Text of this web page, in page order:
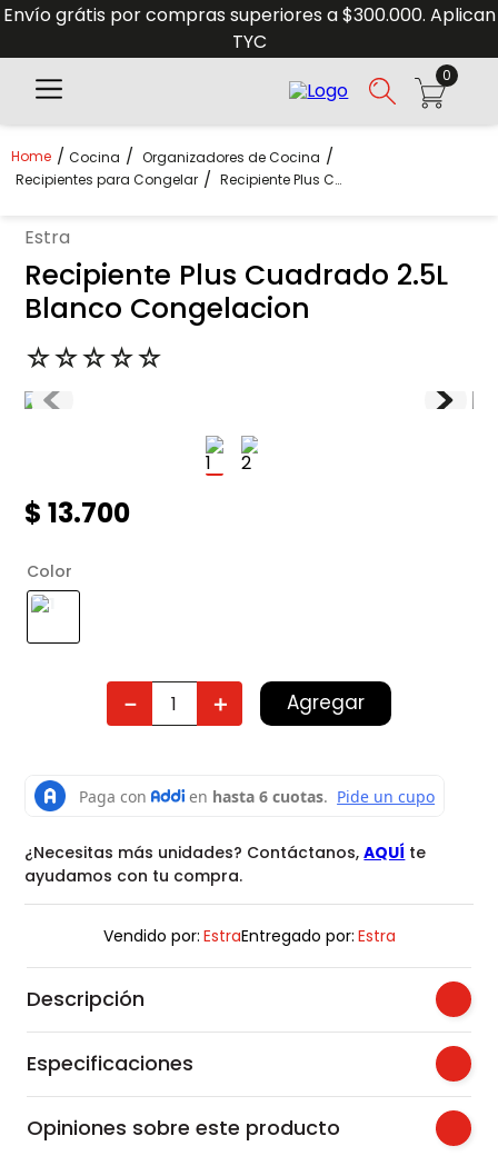
Envío grátis por compras superiores a $300.000. Aplican
TYC
0
Cocina
Organizadores de Cocina
Recipientes para Congelar
Recipiente Plus Cuadrado 2.5L Blanco Congelacion
estra
Recipiente Plus Cuadrado 2.5L
Blanco Congelacion
☆☆☆☆☆
$ 13.700
Color
＋
－ Agregar
¿Necesitas más unidades? Contáctanos,AQUÍ te
ayudamos con tu compra.
Vendido por: EstraEntregado por: Estra
Descripción
Especificaciones
Opiniones sobre este producto